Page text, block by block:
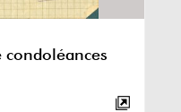
condoléances